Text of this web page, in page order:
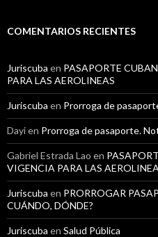
a
COMENTARIOS RECIENTES
Juriscuba en PASAPORTE
PARA LAS AEROLINEAS
Juriscuba en Prorroga de
Dayien Prorroga de pasaporte.
Gabriel Estrada Lao en
VIGENCIA PARA LAS
Juriscuba en PRORROGAR
CUÁNDO, DÓNDE?
Juriscuba en Salud Pública